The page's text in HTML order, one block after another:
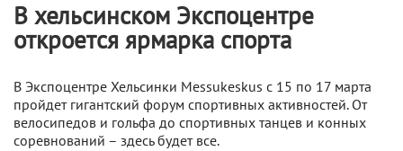
В хельсинском Экспоцентре
откроется ярмарка спорта
В Экспоцентре Хельсинки Messukeskus с 15 по 17 марта
пройдет гигантский форум спортивных активностей. От
велосипедов и гольфа до спортивных танцев и конных
соревнований – здесь будет все.